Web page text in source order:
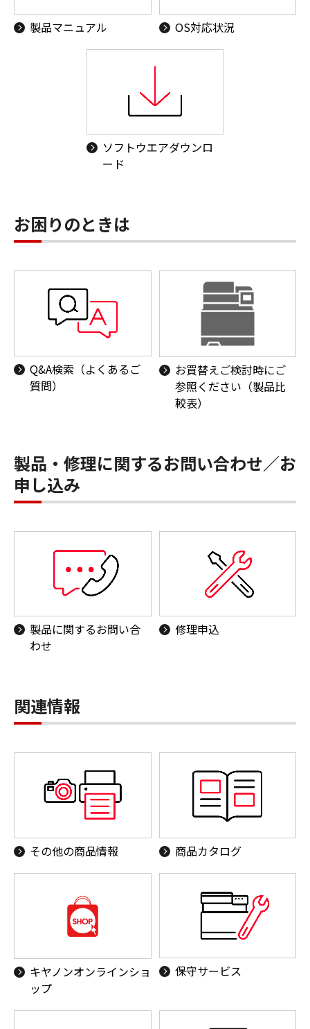
製品マニュアル OS対応状況
ソフトウエアダウンロ
ード
お困りのときは
Q&A検索（よくあるご
質問）
お買替えご検討時にご
参照ください（製品比
較表）
製品・修理に関するお問い合わせ／お
申し込み
製品に関するお問い合
わせ
修理申込
関連情報
その他の商品情報 商品カタログ
キヤノンオンラインショ
ップ
保守サービス